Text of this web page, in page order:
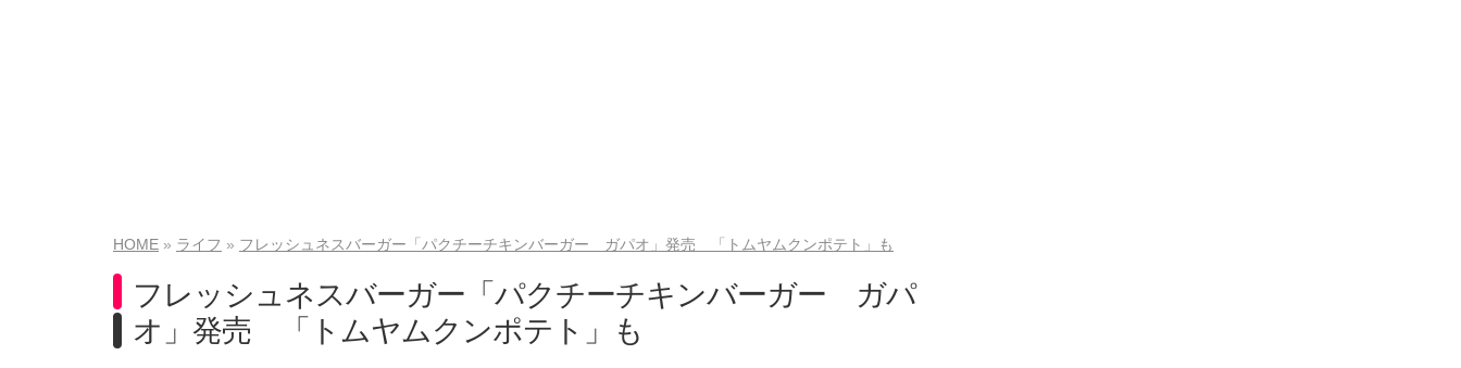
HOME ライフ フレッシュネスバーガー「パクチーチキンバーガー ガパオ」発売 「トムヤムクンポテト」も
フレッシュネスバーガー「パクチーチキンバーガー ガパ
オ」発売 「トムヤムクンポテト」も